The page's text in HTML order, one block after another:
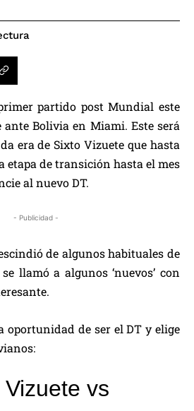
partido post Mundial este
ante Bolivia en Miami. Este será
era de Sixto Vizuete que hasta
etapa de transición hasta el mes
al nuevo DT.
- Publicidad -
de algunos habituales de
llamó a algunos ‘nuevos’ con
oportunidad de ser el DT y elige